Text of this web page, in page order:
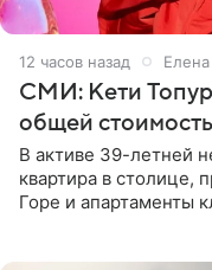
12 часов назад
СМИ: Кети
общей
В активе 39-летней
квартира в столице,
Горе и апартаменты